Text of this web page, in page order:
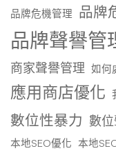
品牌危機管理 品牌
品牌聲譽管
商家聲譽管理 如何
應用商店優化
數位性暴力 數
本地SEO優化 本地